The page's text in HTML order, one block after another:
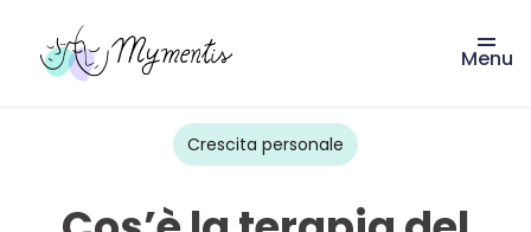
Vai
Menu
Crescita personale